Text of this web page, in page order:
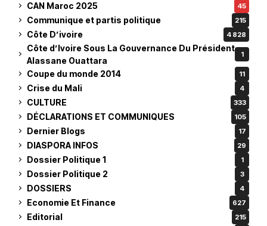
CAN Maroc 2025 45
Communique et partis politique 215
Côte D’ivoire 4 828
Côte d’Ivoire Sous La Gouvernance Du Président
Alassane Ouattara
1
Coupe du monde 2014 11
Crise du Mali 4
CULTURE 333
DÉCLARATIONS ET COMMUNIQUES 105
Dernier Blogs 17
DIASPORA INFOS 29
Dossier Politique 1 1
Dossier Politique 2 3
DOSSIERS 4
Economie Et Finance 627
Editorial 215